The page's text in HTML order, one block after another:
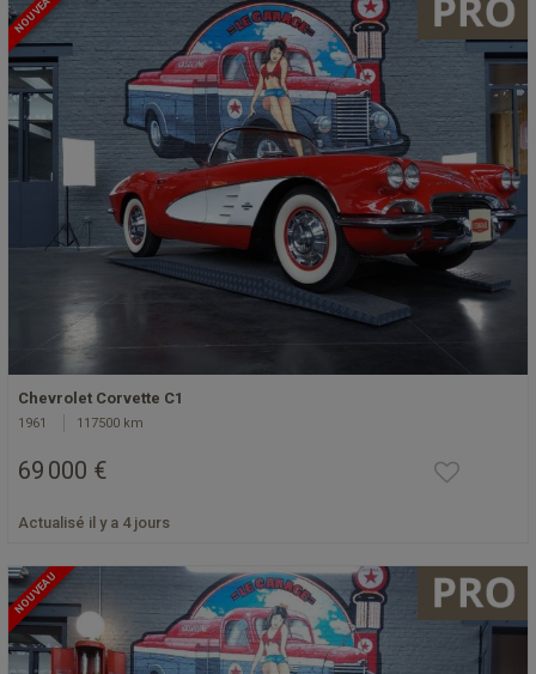
NOUVEAU
Chevrolet Corvette C1
1961 117500 km
69 000 €
Actualisé il y a 4 jours
NOUVEAU